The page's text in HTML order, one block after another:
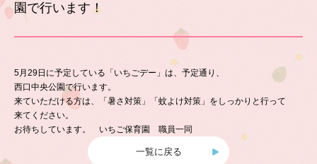
園で行います！
5月29日に予定している「いちごデー」は、予定通り、
西口中央公園で行います。
来ていただける方は、「暑さ対策」「蚊よけ対策」をしっかりと行って
来てください。
お待ちしています。 いちご保育園 職員一同
一覧に戻る